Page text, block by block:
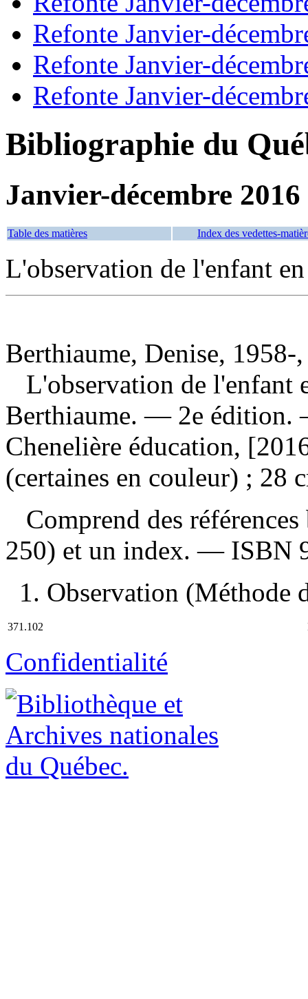
Refonte Janvier-
Refonte Janvier-
Refonte Janvier-
Bibliographie du
Janvier-décembre 2016
Table des matières Index des vedettes-
L'observation de l'enfant
Berthiaume, Denise, 1958-
L'observation de
Berthiaume. — 2e édition.
Chenelière éducation,
(certaines en couleur) ; 28
Comprend des
250) et un index. — ISBN
1. Observation (Méthode
371.102
Confidentialité